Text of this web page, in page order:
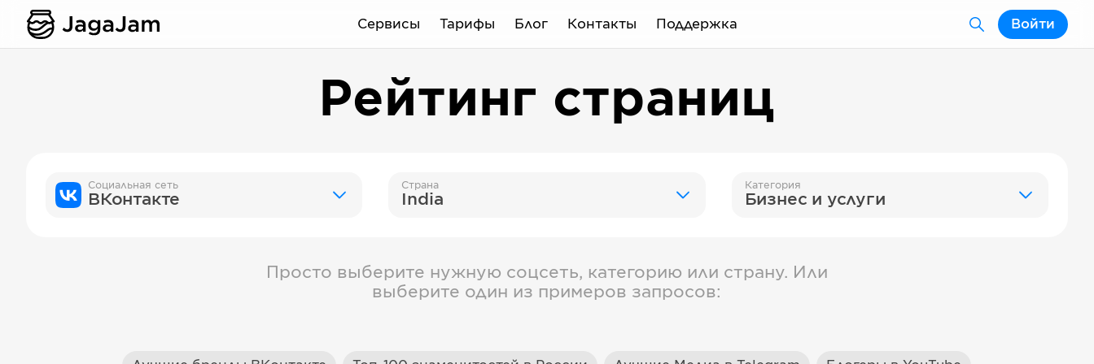
Сервисы Тарифы Блог Контакты Поддержка Войти
Рейтинг страниц
Социальная сеть
ВКонтакте
Страна
India
Категория
Бизнес и услуги
Просто выберите нужную соцсеть, категорию или страну. Или
выберите один из примеров запросов: